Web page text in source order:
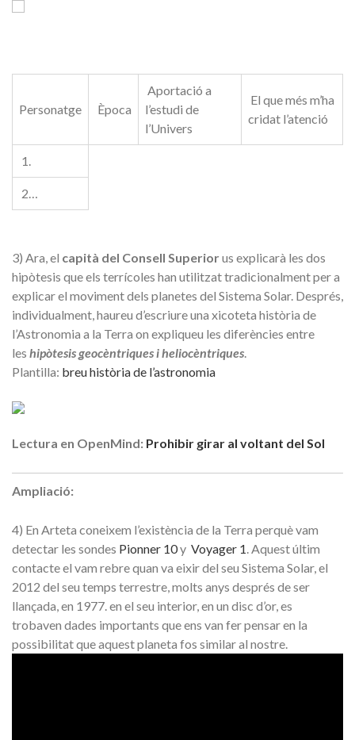
Personatge Època
Aportació a
l’estudi de
l’Univers
El que més m’ha
cridat l’atenció
1.
2…
3) Ara, el capità del Consell Superiorus explicarà les dos
hipòtesis que els terrícoles han utilitzat tradicionalment per a
explicar el moviment dels planetes del Sistema Solar. Després,
individualment, haureu d’escriure una xicoteta història de
l’Astronomia a la Terra on expliqueu les diferències entre
les hipòtesis geocèntriques i heliocèntriques.
Plantilla: breu història de l’astronomia
Lectura en OpenMind: Prohibir girar al voltant del Sol
Ampliació:
4) En Arteta coneixem l’existència de la Terra perquè vam
detectar les sondes Pionner 10y Voyager 1.Aquest últim
contacte el vam rebre quan va eixir del seu Sistema Solar, el
2012 del seu temps terrestre, molts anys després de ser
llançada, en 1977. en el seu interior, en un disc d’or, es
trobaven dades importants que ens van fer pensar en la
possibilitat que aquest planeta fos similar al nostre.